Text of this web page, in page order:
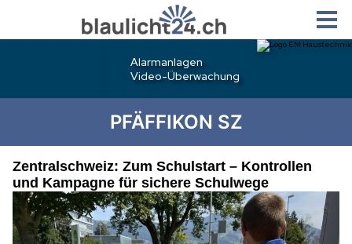
PFÄFFIKON SZ
Zentralschweiz: Zum Schulstart – Kontrollen
und Kampagne für sichere Schulwege